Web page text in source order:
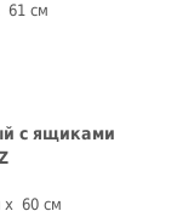
61 см
с ящиками
60 см